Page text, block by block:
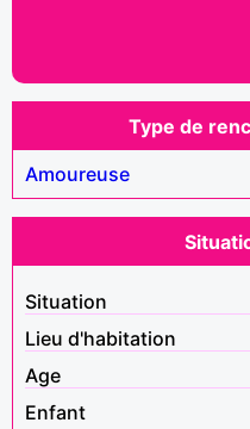
Type de
Amoureuse
Situation
Lieu d'habitation
Age
Enfant